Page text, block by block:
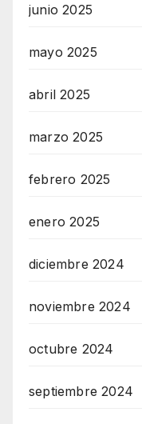
junio 2025
mayo 2025
abril 2025
marzo 2025
febrero 2025
enero 2025
diciembre 2024
noviembre 2024
octubre 2024
septiembre 2024